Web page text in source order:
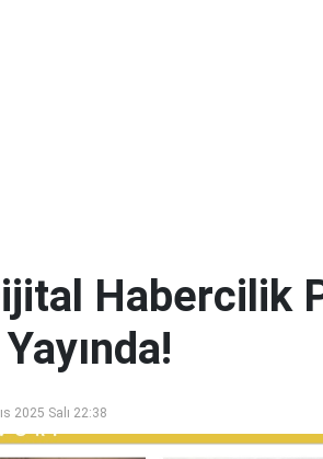
Habercilik
2025 Salı 22:38